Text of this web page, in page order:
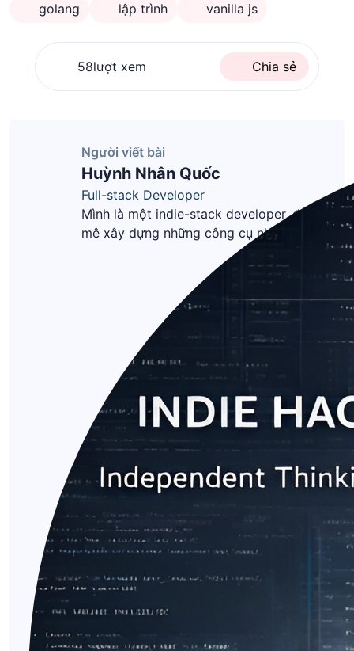
golang
lập trình vanilla js
58lượt xem Chia sẻ
Người viết bài
Huỳnh Nhân Quốc
Full-stack Developer
Mình là một indie-stack developer, đam
mê xây dựng những công cụ nhanh, đơn
giản và hữu ích với Golang & Vanilla JS.
Hiện tại, mình tập trung vào
kitmodule.com, nơi mình thử nghiệm ý
tưởng, tạo ra sản phẩm và giữ mọi thứ ở
mức tối giản.